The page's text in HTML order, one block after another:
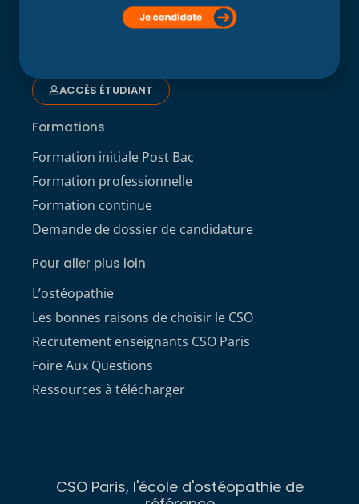
Clinique ostéopathique interne du CSO Paris
ACCÈS ÉTUDIANT
Formations
Formation initiale Post Bac
Formation professionnelle
Formation continue
Demande de dossier de candidature
Pour aller plus loin
L’ostéopathie
Les bonnes raisons de choisir le CSO
Recrutement enseignants CSO Paris
Foire Aux Questions
Ressources à télécharger
CSO Paris, l'école d'ostéopathie de